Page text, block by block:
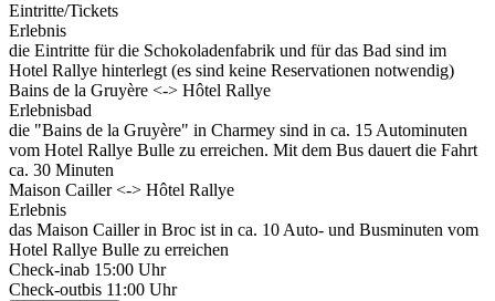
Eintritte/Tickets
Erlebnis
die Eintritte für die Schokoladenfabrik und für das Bad sind im
Hotel Rallye hinterlegt (es sind keine Reservationen notwendig)
Bains de la Gruyère <-> Hôtel Rallye
Erlebnisbad
die "Bains de la Gruyère" in Charmey sind in ca. 15 Autominuten
vom Hotel Rallye Bulle zu erreichen. Mit dem Bus dauert die Fahrt
ca. 30 Minuten
Maison Cailler <-> Hôtel Rallye
Erlebnis
das Maison Cailler in Broc ist in ca. 10 Auto- und Busminuten vom
Hotel Rallye Bulle zu erreichen
Check-inab 15:00 Uhr
Check-outbis 11:00 Uhr